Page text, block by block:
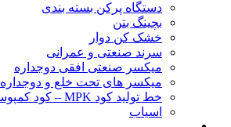
دستگاه پرکن بسته بندی
بچينگ بتن
خشک کن دوار
سرند صنعتی و عمرانی
میکسر صنعتی افقی دوجداره
میکسر های تحت خلع و دوجداره
خط تولید کود MPK – کود کمپوست – اوره فسفات
اسیاب